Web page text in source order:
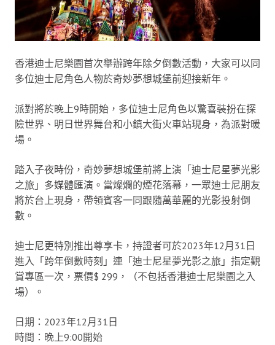
香港迪士尼樂園首次舉辦跨年除夕倒數活動，大家可以同
多位迪士尼角色人物於奇妙夢想城堡前迎接新年。
派對將於晚上9時開始，多位迪士尼角色以驚喜裝扮在探
險世界、明日世界舞台和小鎮大街火車站現身，為派對暖
場。
踏入子夜時份，奇妙夢想城堡前將上演「迪士尼星夢光影
之旅」多媒體匯演。當燦爛的煙花落幕，一眾迪士尼朋友
將於台上現身，帶領賓客一同跟隨萬華麗的光影投射倒
數。
迪士尼更特別推出尊享卡，持證者可於2023年12月31日
進入「跨年倒數時刻」連「迪士尼星夢光影之旅」指定觀
賞專區一次，票價$ 299，（不包括香港迪士尼樂園之入
場）。
日期：2023年12月31日
時間：晚上9:00開始